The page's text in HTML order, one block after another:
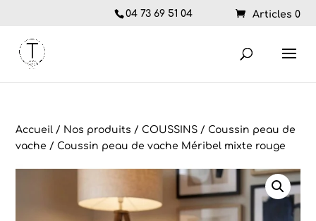
04 73 69 51 04 Articles 0
Accueil / Nos produits /COUSSINS /Coussin peau de
vache / Coussin peau de vache Méribel mixte rouge